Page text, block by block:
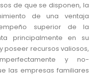
de que se disponen, la
de una ventaja
superior de la
principalmente en su
poseer recursos valiosos,
y no-
las empresas familiares